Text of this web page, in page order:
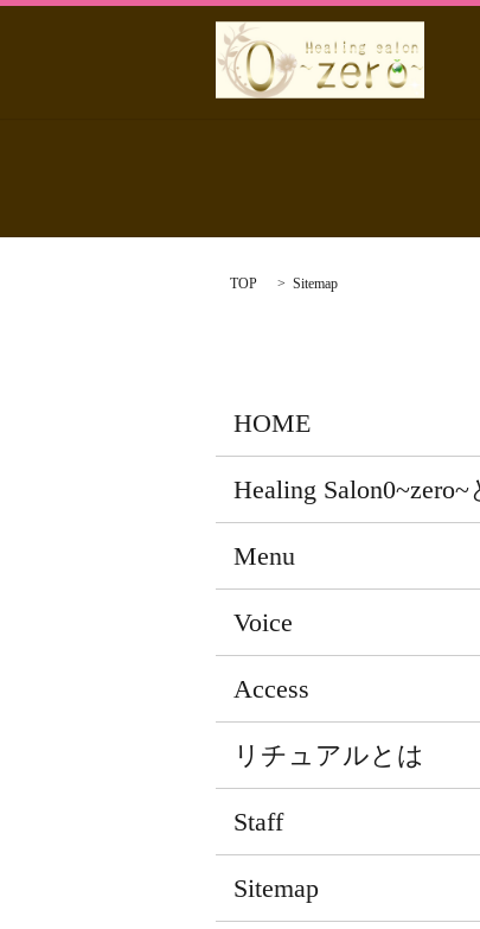
TOP Sitemap
HOME
Healing Salon0~zero~
Menu
Voice
Access
リチュアルとは
Staff
Sitemap